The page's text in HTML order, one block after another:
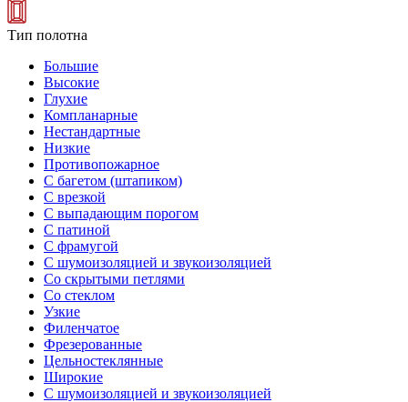
Тип полотна
Большие
Высокие
Глухие
Компланарные
Нестандартные
Низкие
Противопожарное
С багетом (штапиком)
С врезкой
С выпадающим порогом
С патиной
С фрамугой
С шумоизоляцией и звукоизоляцией
Со скрытыми петлями
Со стеклом
Узкие
Филенчатое
Фрезерованные
Цельностеклянные
Широкие
С шумоизоляцией и звукоизоляцией